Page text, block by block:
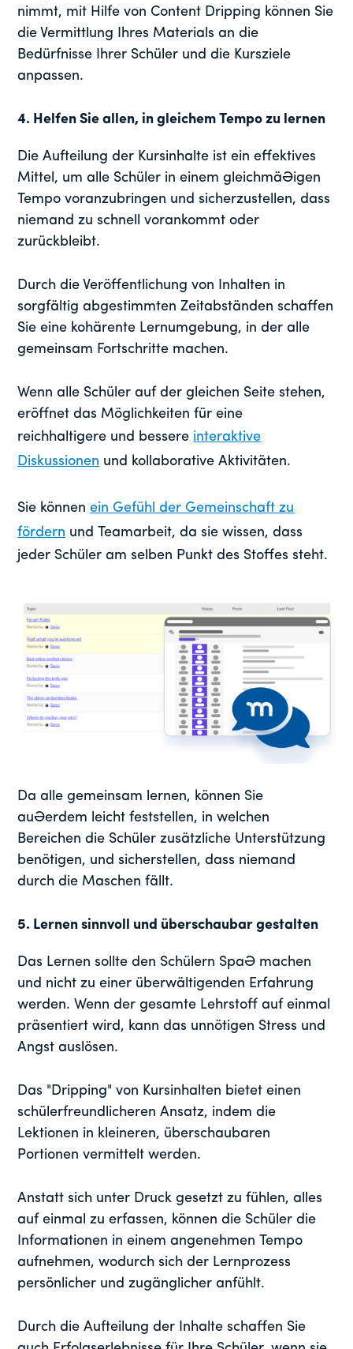
nimmt, mit Hilfe von Content Dripping können Sie
die Vermittlung Ihres Materials an die
Bedürfnisse Ihrer Schüler und die Kursziele
anpassen.
4. Helfen Sie allen, in gleichem Tempo zu lernen
Die Aufteilung der Kursinhalte ist ein effektives
Mittel, um alle Schüler in einem gleichmäßigen
Tempo voranzubringen und sicherzustellen, dass
niemand zu schnell vorankommt oder
zurückbleibt.
Durch die Veröffentlichung von Inhalten in
sorgfältig abgestimmten Zeitabständen schaffen
Sie eine kohärente Lernumgebung, in der alle
gemeinsam Fortschritte machen.
Wenn alle Schüler auf der gleichen Seite stehen,
eröffnet das Möglichkeiten für eine
reichhaltigere und bessere interaktive
Diskussionen und kollaborative Aktivitäten.
Sie könnenein Gefühl der Gemeinschaft zu
fördern und Teamarbeit, da sie wissen, dass
jeder Schüler am selben Punkt des Stoffes steht.
Da alle gemeinsam lernen, können Sie
außerdem leicht feststellen, in welchen
Bereichen die Schüler zusätzliche Unterstützung
benötigen, und sicherstellen, dass niemand
durch die Maschen fällt.
5. Lernen sinnvoll und überschaubar gestalten
Das Lernen sollte den Schülern Spaß machen
und nicht zu einer überwältigenden Erfahrung
werden. Wenn der gesamte Lehrstoff auf einmal
präsentiert wird, kann das unnötigen Stress und
Angst auslösen.
Das "Dripping" von Kursinhalten bietet einen
schülerfreundlicheren Ansatz, indem die
Lektionen in kleineren, überschaubaren
Portionen vermittelt werden.
Anstatt sich unter Druck gesetzt zu fühlen, alles
auf einmal zu erfassen, können die Schüler die
Informationen in einem angenehmen Tempo
aufnehmen, wodurch sich der Lernprozess
persönlicher und zugänglicher anfühlt.
Durch die Aufteilung der Inhalte schaffen Sie